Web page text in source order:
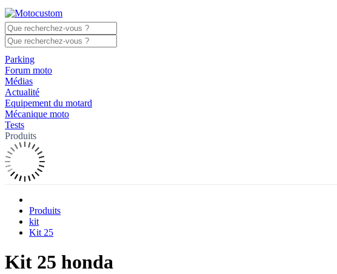
Parking
Forum moto
Médias
Actualité
Equipement du motard
Mécanique moto
Tests
Produits
Produits
kit
Kit 25
Kit 25 honda